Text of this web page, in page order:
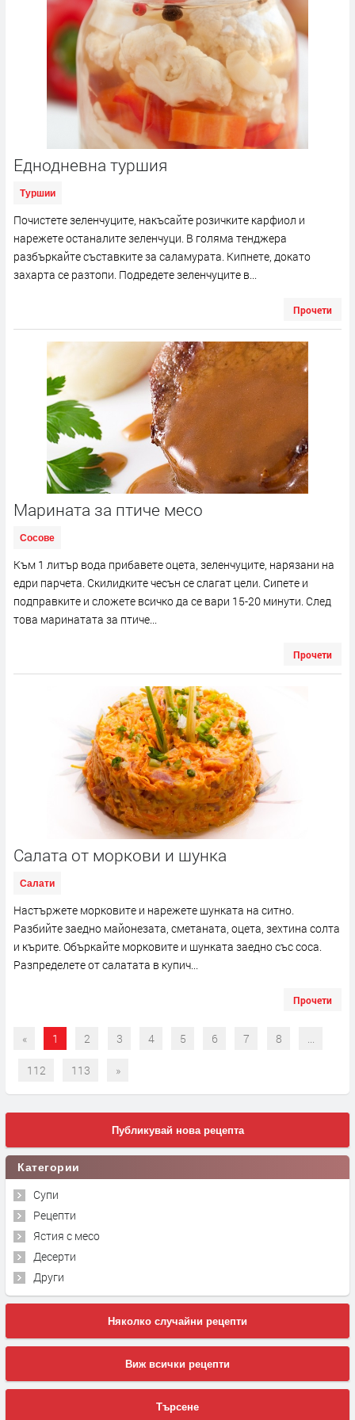
Еднодневна туршия
Туршии
Почистете зеленчуците, накъсайте розичките карфиол и
нарежете останалите зеленчуци. В голяма тенджера
разбъркайте съставките за саламурата. Кипнете, докато
захарта се разтопи. Подредете зеленчуците в...
Прочети
Марината за птиче месо
Сосове
Към 1 литър вода прибавете оцета, зеленчуците, нарязани на
едри парчета. Скилидките чесън се слагат цели. Сипете и
подправките и сложете всичко да се вари 15-20 минути. След
това маринатата за птиче...
Прочети
Салата от моркови и шунка
Салати
Настържете морковите и нарежете шунката на ситно.
Разбийте заедно майонезата, сметаната, оцета, зехтина солта
и кърите. Объркайте морковите и шунката заедно със соса.
Разпределете от салатата в купич...
Прочети
« 1 2 3 4 5 6 7 8 ...
112 113 »
Публикувай нова рецепта
Категории
Супи
Рецепти
Ястия с месо
Десерти
Други
Няколко случайни рецепти
Виж всички рецепти
Търсене